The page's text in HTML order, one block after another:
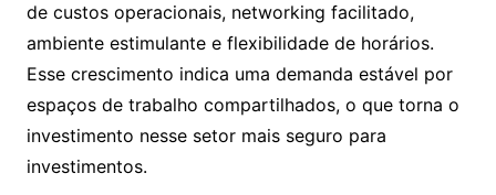
de custos operacionais, networking facilitado,
ambiente estimulante e flexibilidade de horários.
Esse crescimento indica uma demanda estável por
espaços de trabalho compartilhados, o que torna o
investimento nesse setor mais seguro para
investimentos.